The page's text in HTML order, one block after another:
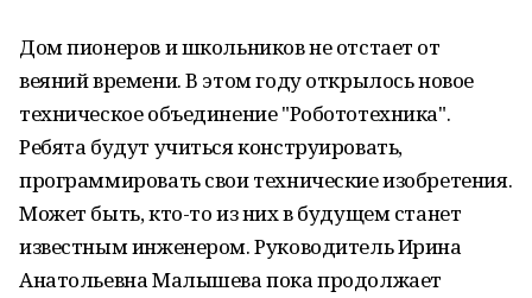
Дом пионеров и школьников не отстает от
веяний времени. В этом году открылось новое
техническое объединение "Робототехника".
Ребята будут учиться конструировать,
программировать свои технические изобретения.
Может быть, кто-то из них в будущем станет
известным инженером. Руководитель Ирина
Анатольевна Малышева пока продолжает